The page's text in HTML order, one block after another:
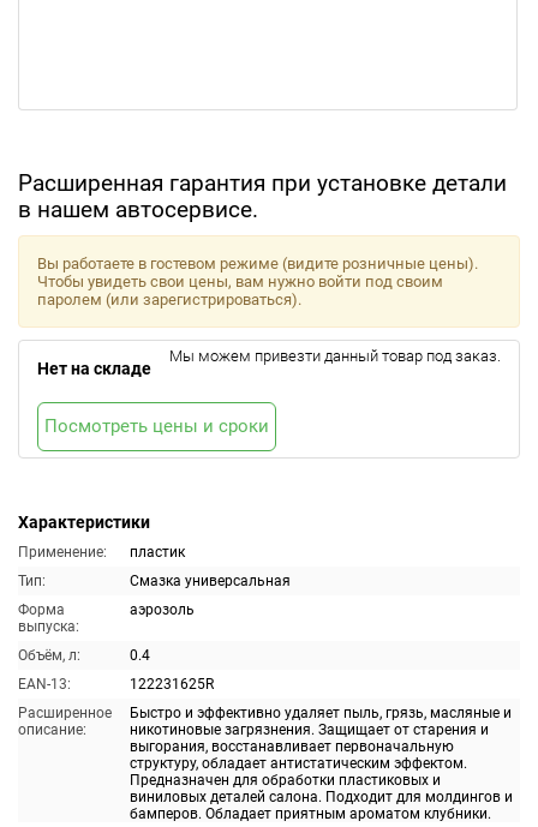
Расширенная гарантия при установке детали
в нашем автосервисе.
Характеристики
Применение:
пластик
Тип:
Смазка универсальная
Форма
выпуска:
аэрозоль
Объём, л:
0.4
EAN-13:
122231625R
Расширенное
описание:
Быстро и эффективно удаляет пыль, грязь, масляные и
никотиновые загрязнения. Защищает от старения и
выгорания, восстанавливает первоначальную
структуру, обладает антистатическим эффектом.
Предназначен для обработки пластиковых и
виниловых деталей салона. Подходит для молдингов и
бамперов. Обладает приятным ароматом клубники.
Вы работаете в гостевом режиме (видите розничные цены).
Чтобы увидеть свои цены, вам нужно войти под своим
паролем (или зарегистрироваться).
Нет на складе
Мы можем привезти данный товар под заказ.
Посмотреть цены и сроки